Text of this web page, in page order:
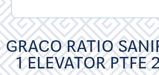
GRACO RATIO
1 ELEVATOR